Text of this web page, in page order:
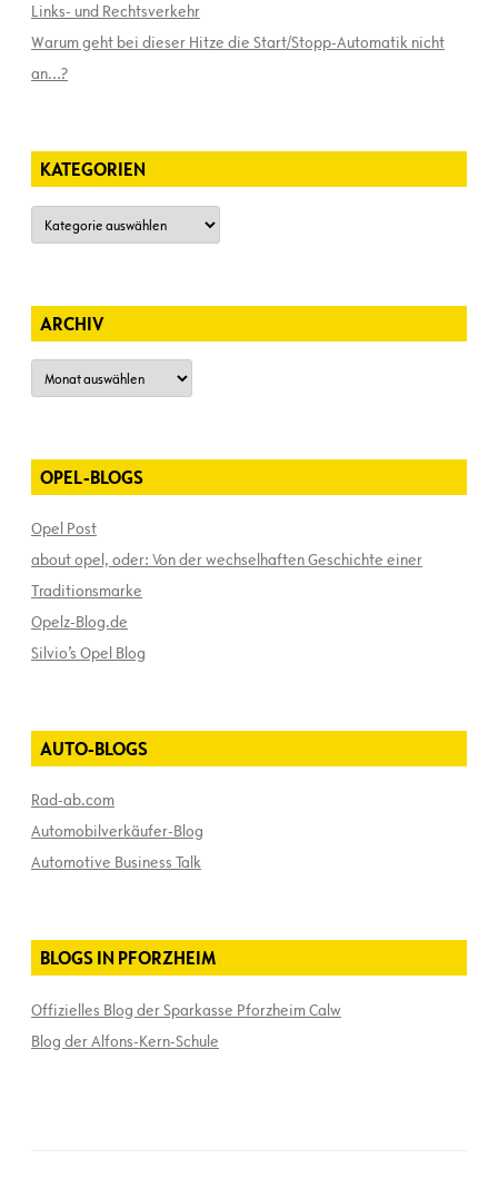
Links- und Rechtsverkehr
Warum geht bei dieser Hitze die Start/Stopp-Automatik nicht
an…?
KATEGORIEN
Kategorien
ARCHIV
Archiv
OPEL-BLOGS
Opel Post
about opel, oder: Von der wechselhaften Geschichte einer
Traditionsmarke
Opelz-Blog.de
Silvio’s Opel Blog
AUTO-BLOGS
Rad-ab.com
Automobilverkäufer-Blog
Automotive Business Talk
BLOGS IN PFORZHEIM
Offizielles Blog der Sparkasse Pforzheim Calw
Blog der Alfons-Kern-Schule